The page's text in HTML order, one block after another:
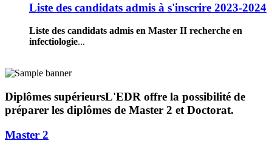
Liste des candidats admis à s'inscrire 2023-2024
Liste des candidats admis en Master II recherche en
infectiologie...
Diplômes supérieursL'EDR offre la possibilité de
préparer les diplômes de Master 2 et Doctorat.
Master 2